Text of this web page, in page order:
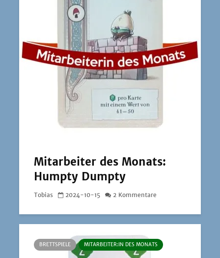
Mitarbeiter des Monats:
Humpty Dumpty
Tobias 2024-10-15 2 Kommentare
BRETTSPIELE MITARBEITER:IN DES MONATS